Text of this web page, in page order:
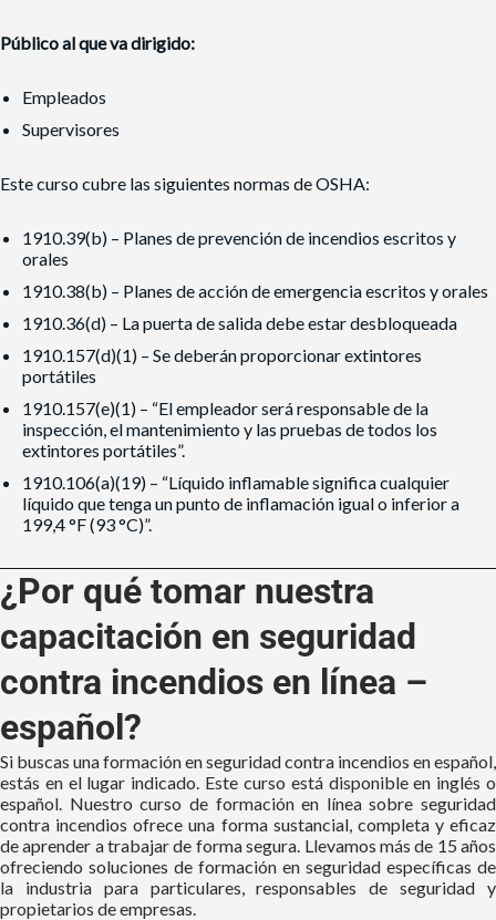
Público al que va dirigido:
Empleados
Supervisores
Este curso cubre las siguientes normas de OSHA:
1910.39(b) – Planes de prevención de incendios escritos y
orales
1910.38(b) – Planes de acción de emergencia escritos y orales
1910.36(d) – La puerta de salida debe estar desbloqueada
1910.157(d)(1) – Se deberán proporcionar extintores
portátiles
1910.157(e)(1) – “El empleador será responsable de la
inspección, el mantenimiento y las pruebas de todos los
extintores portátiles”.
1910.106(a)(19) – “Líquido inflamable significa cualquier
líquido que tenga un punto de inflamación igual o inferior a
199,4 °F (93 °C)”.
¿Por qué tomar nuestra
capacitación en seguridad
contra incendios en línea –
español?
Si buscas una formaciónen seguridad contra incendios en español,
estás en el lugar indicado. Este curso está disponible en inglés o
español. Nuestro curso de formación en líneasobre seguridad
contra incendios ofrece una forma sustancial, completa y eficaz
de aprender a trabajar de forma segura. Llevamos más de 15 años
ofreciendo soluciones de formación en seguridad específicas de
la industria para particulares, responsables de seguridad y
propietarios de empresas.